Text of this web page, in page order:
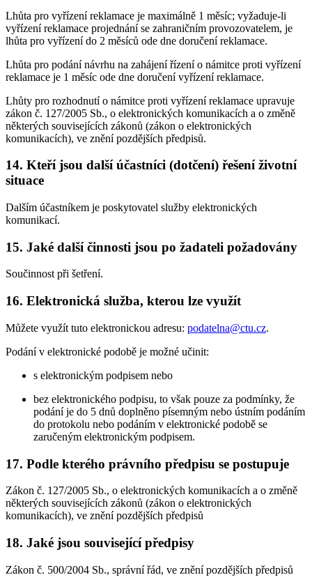
Lhůta pro vyřízení reklamace je maximálně 1 měsíc; vyžaduje-li
vyřízení reklamace projednání se zahraničním provozovatelem, je
lhůta pro vyřízení do 2 měsíců ode dne doručení reklamace.
Lhůta pro podání návrhu na zahájení řízení o námitce proti vyřízení
reklamace je 1 měsíc ode dne doručení vyřízení reklamace.
Lhůty pro rozhodnutí o námitce proti vyřízení reklamace upravuje
zákon č. 127/2005 Sb., o elektronických komunikacích a o změně
některých souvisejících zákonů (zákon o elektronických
komunikacích), ve znění pozdějších předpisů.
14. Kteří jsou další účastníci (dotčení) řešení životní
situace
Dalším účastníkem je poskytovatel služby elektronických
komunikací.
15. Jaké další činnosti jsou po žadateli požadovány
Součinnost při šetření.
16. Elektronická služba, kterou lze využít
Můžete využít tuto elektronickou adresu: podatelna@ctu.cz.
Podání v elektronické podobě je možné učinit:
s elektronickým podpisem nebo
bez elektronického podpisu, to však pouze za podmínky, že
podání je do 5 dnů doplněno písemným nebo ústním podáním
do protokolu nebo podáním v elektronické podobě se
zaručeným elektronickým podpisem.
17. Podle kterého právního předpisu se postupuje
Zákon č. 127/2005 Sb., o elektronických komunikacích a o změně
některých souvisejících zákonů (zákon o elektronických
komunikacích), ve znění pozdějších předpisů
18. Jaké jsou související předpisy
Zákon č. 500/2004 Sb., správní řád, ve znění pozdějších předpisů